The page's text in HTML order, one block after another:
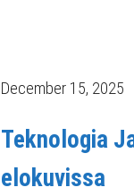
December 15, 2025
Teknologia
elokuvissa